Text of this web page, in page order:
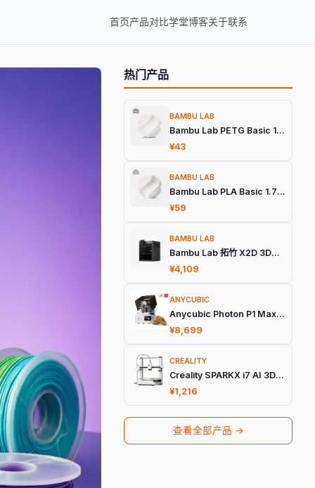
首页产品对比学堂博客关于联系
热门产品
BAMBU LAB
Bambu Lab PETG Basic 1.75mm 3D打印耗材
¥43
BAMBU LAB
Bambu Lab PLA Basic 1.75mm 3D打印耗材
¥59
BAMBU LAB
Bambu Lab 拓竹 X2D 3D打印机
¥4,109
ANYCUBIC
Anycubic Photon P1 Max 旗舰光固化3D打印机
¥8,699
CREALITY
Creality SPARKX i7 AI 3D打印机
¥1,216
查看全部产品 →